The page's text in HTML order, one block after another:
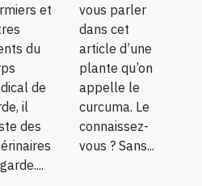
et
du
de
il
des
vous parler
dans cet
article d’une
plante qu’on
appelle le
curcuma. Le
connaissez-
vous ? Sans...